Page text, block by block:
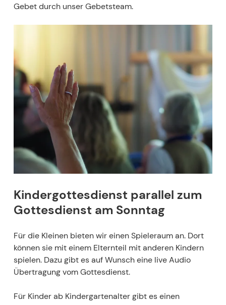
Gebet durch unser Gebetsteam.
Kindergottesdienst parallel zum
Gottesdienst am Sonntag
Für die Kleinen bieten wir einen Spieleraum an. Dort
können sie mit einem Elternteil mit anderen Kindern
spielen. Dazu gibt es auf Wunsch eine live Audio
Übertragung vom Gottesdienst.
Für Kinder ab Kindergartenalter gibt es einen